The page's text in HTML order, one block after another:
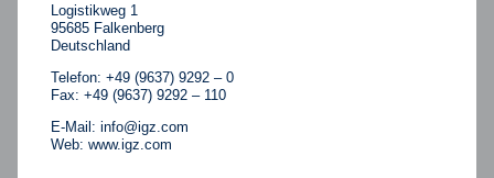
Logistikweg 1
95685 Falkenberg
Deutschland
Telefon: +49 (9637) 9292 – 0
Fax: +49 (9637) 9292 – 110
E-Mail: info@igz.com
Web: www.igz.com